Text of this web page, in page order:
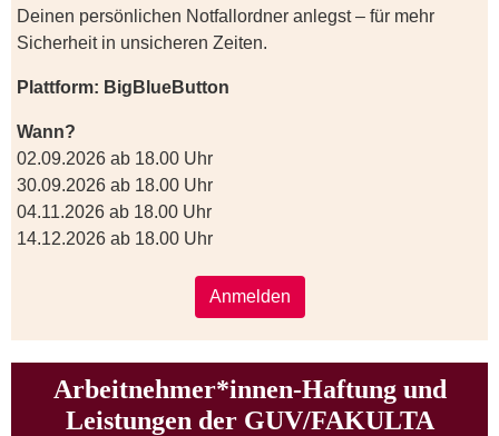
Deinen persönlichen Notfallordner anlegst – für mehr
Sicherheit in unsicheren Zeiten.
Plattform: BigBlueButton
Wann?
02.09.2026 ab 18.00 Uhr
30.09.2026 ab 18.00 Uhr
04.11.2026 ab 18.00 Uhr
14.12.2026 ab 18.00 Uhr
Anmelden
Arbeitnehmer*innen-Haftung und
Leistungen der GUV/FAKULTA